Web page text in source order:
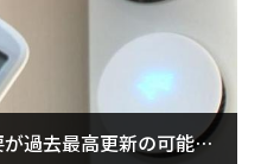
過去最高更新の可能性